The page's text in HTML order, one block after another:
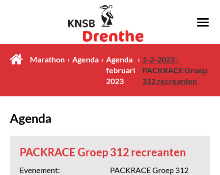
Marathon Agenda
Agenda
februari
2023
1-2-2023 :
PACKRACE Groep
312 recreanten
Agenda
PACKRACE Groep 312 recreanten
Evenement:
PACKRACE Groep 312